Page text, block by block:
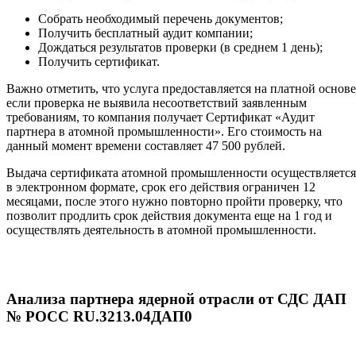
Собрать необходимый перечень документов;
Получить бесплатный аудит компании;
Дождаться результатов проверки (в среднем 1 день);
Получить сертификат.
Важно отметить, что услуга предоставляется на платной
если проверка не выявила несоответствий заявленным
требованиям, то компания получает Сертификат «Аудит
партнера в атомной промышленности». Его стоимость на
данный момент времени составляет 47 500 рублей.
Выдача сертификата атомной промышленности осуществляется
в электронном формате, срок его действия ограничен 12
месяцами, после этого нужно повторно пройти проверку, что
позволит продлить срок действия документа еще на 1 год и
осуществлять деятельность в атомной промышленности.
Анализа партнера ядерной отрасли от СДС ДАП
№ РОСС RU.3213.04ДАП0